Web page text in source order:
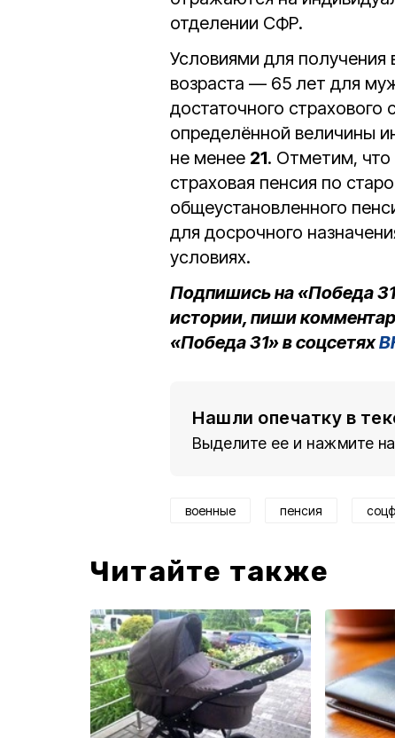
отделении СФР.
Условиями для
возраста — 65 лет для
достаточного
определённой величины
не менее 21. Отметим, что
страховая пенсия по
общеустановленного
для досрочного
условиях.
Подпишись на «Победа
истории, пиши
«Победа 31» в соцсетях
Нашли опечатку в
Выделите ее и нажмите на
военные пенсия
Читайте также